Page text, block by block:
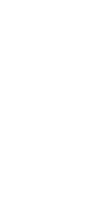
La agenda
peregrinación
Descendimiento
(Candelaria),
celebran esta
Santa